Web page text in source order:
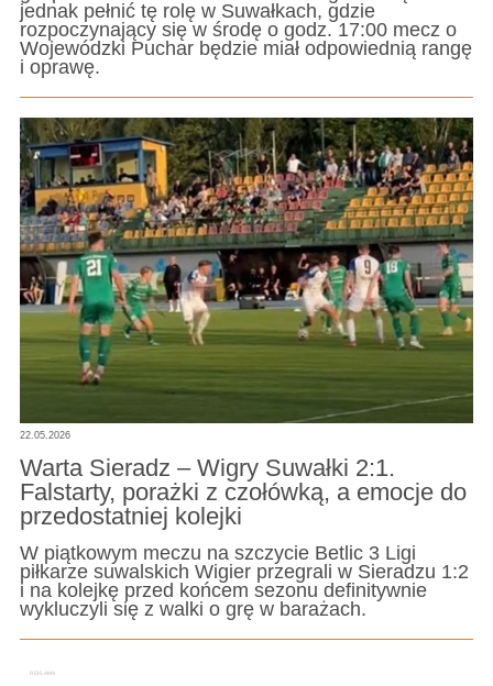
jednak pełnić tę rolę w Suwałkach, gdzie
rozpoczynający się w środę o godz. 17:00 mecz o
Wojewódzki Puchar będzie miał odpowiednią rangę
i oprawę.
22.05.2026
Warta Sieradz – Wigry Suwałki 2:1.
Falstarty, porażki z czołówką, a emocje do
przedostatniej kolejki
W piątkowym meczu na szczycie Betlic 3 Ligi
piłkarze suwalskich Wigier przegrali w Sieradzu 1:2
i na kolejkę przed końcem sezonu definitywnie
wykluczyli się z walki o grę w barażach.